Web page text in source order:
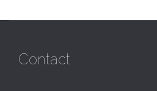
Contact